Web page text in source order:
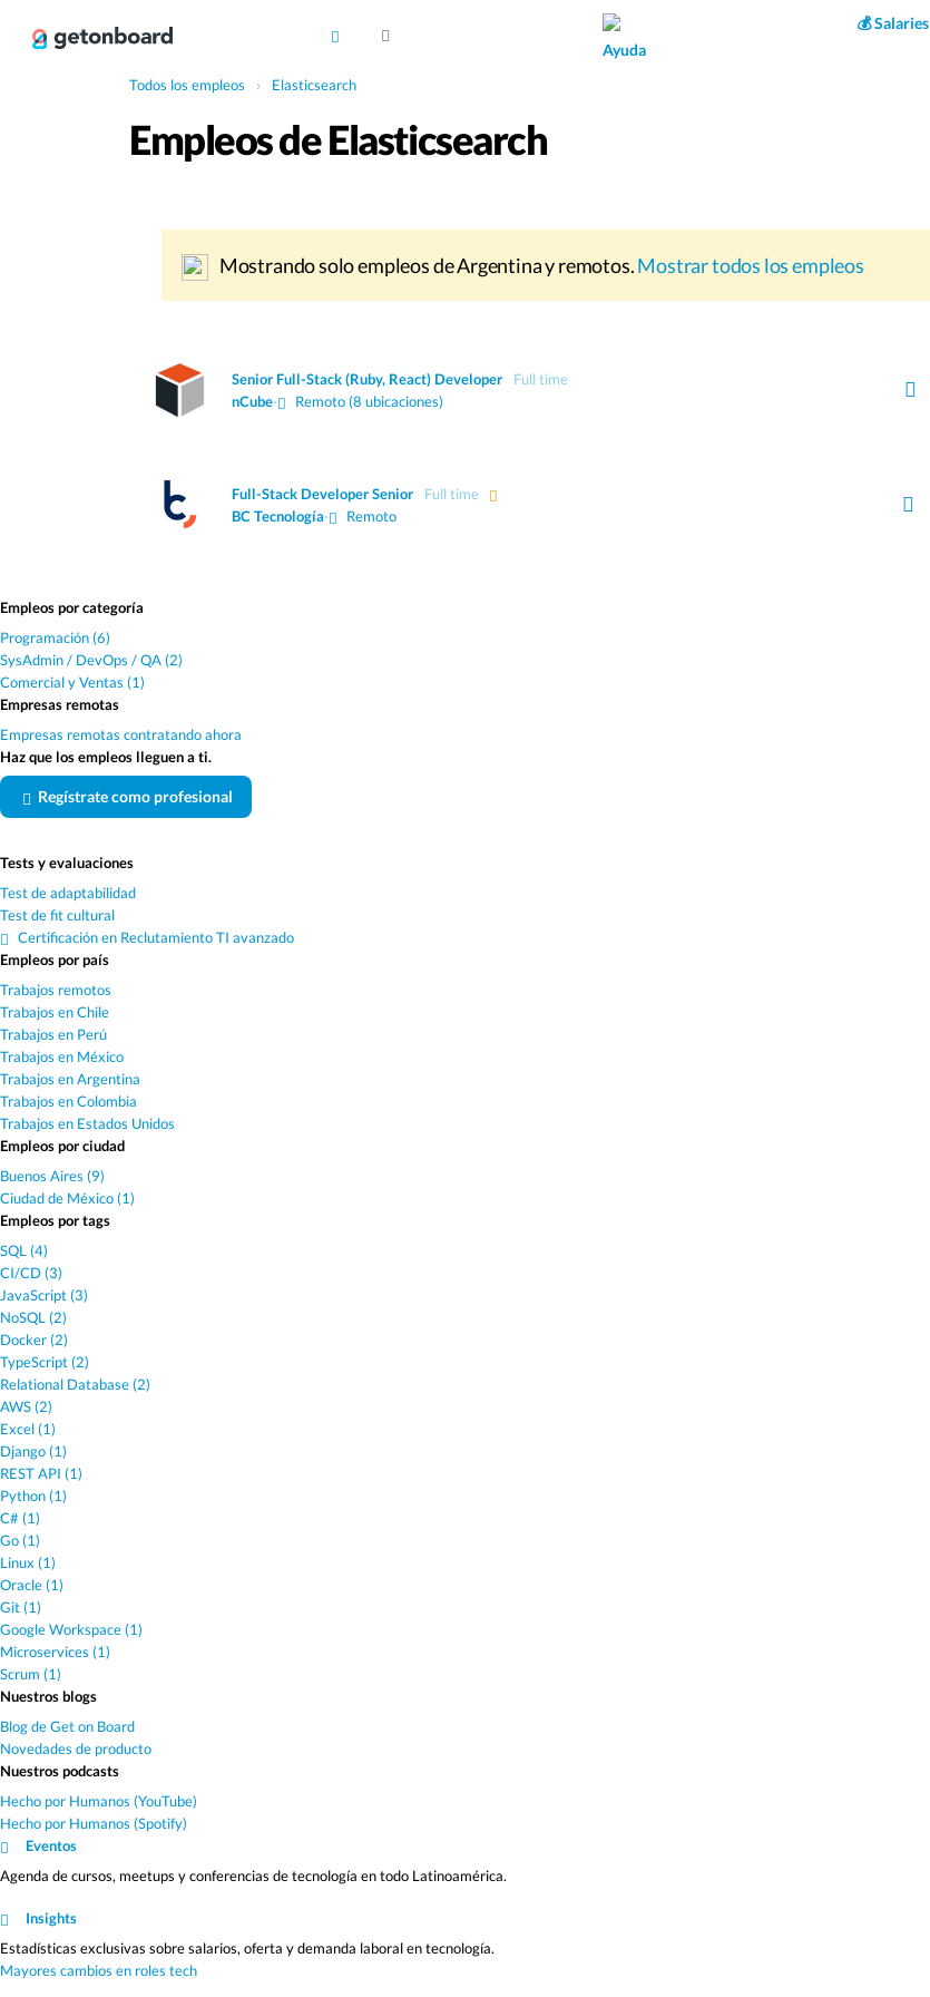
💰 Salaries
Ayuda
Todos los empleos › Elasticsearch
Empleos de Elasticsearch
Mostrando solo empleos de Argentina y remotos.Mostrar todos los empleos
Senior Full-Stack (Ruby, React) Developer
Full time
nCube· Remoto (8 ubicaciones)
Full-Stack Developer Senior
Full time
BC Tecnología· Remoto
Empleos por categoría
Programación (6)
SysAdmin / DevOps / QA (2)
Comercial y Ventas (1)
Empresas remotas
Empresas remotas contratando ahora
Haz que los empleos lleguen a ti.
Regístrate como profesional
Tests y evaluaciones
Test de adaptabilidad
Test de fit cultural
Certificación en Reclutamiento TI avanzado
Empleos por país
Trabajos remotos
Trabajos en Chile
Trabajos en Perú
Trabajos en México
Trabajos en Argentina
Trabajos en Colombia
Trabajos en Estados Unidos
Empleos por ciudad
Buenos Aires (9)
Ciudad de México (1)
Empleos por tags
SQL (4)
CI/CD (3)
JavaScript (3)
NoSQL (2)
Docker (2)
TypeScript (2)
Relational Database (2)
AWS (2)
Excel (1)
Django (1)
REST API (1)
Python (1)
C# (1)
Go (1)
Linux (1)
Oracle (1)
Git (1)
Google Workspace (1)
Microservices (1)
Scrum (1)
Nuestros blogs
Blog de Get on Board
Novedades de producto
Nuestros podcasts
Hecho por Humanos (YouTube)
Hecho por Humanos (Spotify)
Eventos
Agenda de cursos, meetups y conferencias de tecnología en todo Latinoamérica.
Insights
Estadísticas exclusivas sobre salarios, oferta y demanda laboral en tecnología.
Mayores cambios en roles tech